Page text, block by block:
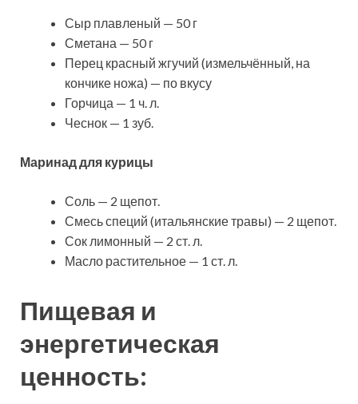
Сыр плавленый — 50 г
Сметана — 50 г
Перец красный жгучий (измельчённый, на
кончике ножа) — по вкусу
Горчица — 1 ч. л.
Чеснок — 1 зуб.
Маринад для курицы
Соль — 2 щепот.
Смесь специй (итальянские травы) — 2 щепот.
Сок лимонный — 2 ст. л.
Масло растительное — 1 ст. л.
Пищевая и
энергетическая
ценность: